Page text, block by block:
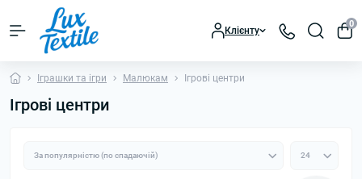
Клієнту
0
Іграшки та ігри Малюкам Ігрові центри
Ігрові центри